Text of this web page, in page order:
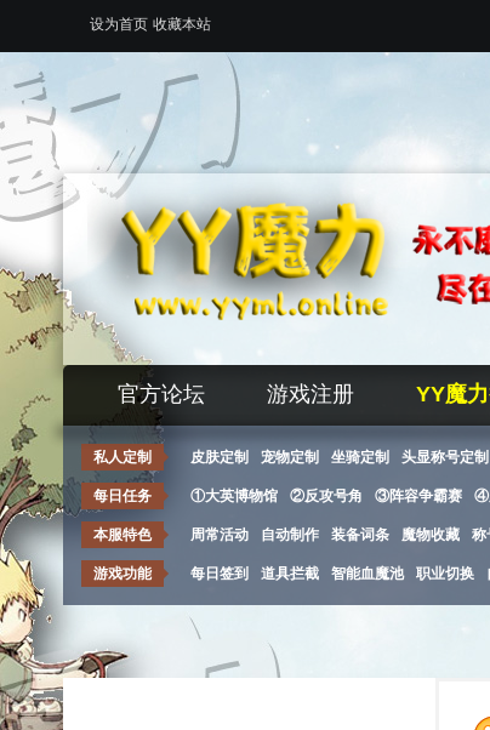
设为首页 收藏本站
官方论坛 游戏注册 YY魔
私人定制 皮肤定制 宠物定制 坐骑定制 头显称号定制
每日任务 ①大英博物馆 ②反攻号角 ③阵容争霸赛 ④
本服特色 周常活动 自动制作 装备词条 魔物收藏 称
游戏功能 每日签到 道具拦截 智能血魔池 职业切换